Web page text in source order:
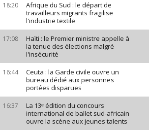
18:20
Afrique du Sud : le départ de
travailleurs migrants fragilise
l'industrie textile
17:08
Haïti : le Premier ministre appelle à
la tenue des élections malgré
l'insécurité
16:44
Ceuta : la Garde civile ouvre un
bureau dédié aux personnes
portées disparues
16:37
La 13ᵉ édition du concours
international de ballet sud-africain
ouvre la scène aux jeunes talents